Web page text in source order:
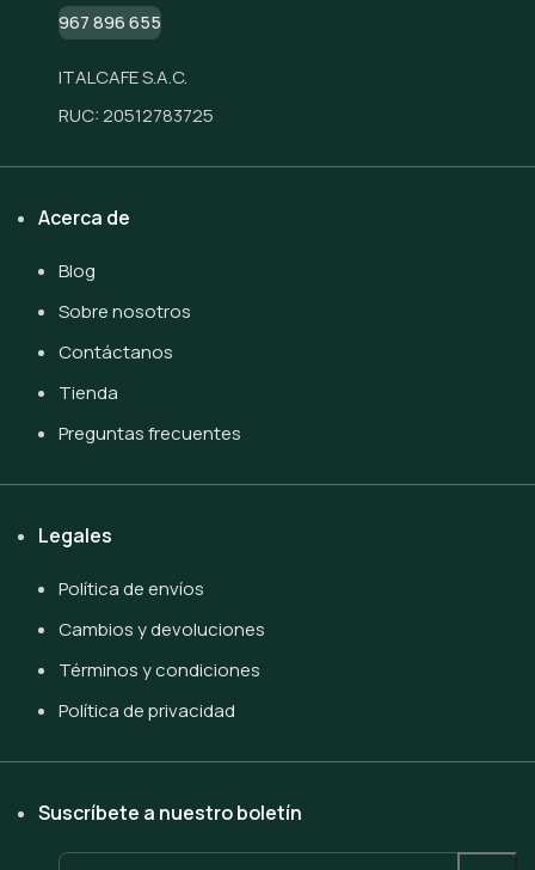
967 896 655
ITALCAFE S.A.C.
RUC: 20512783725
Acerca de
Blog
Sobre nosotros
Contáctanos
Tienda
Preguntas frecuentes
Legales
Política de envíos
Cambios y devoluciones
Términos y condiciones
Política de privacidad
Suscríbete a nuestro boletín